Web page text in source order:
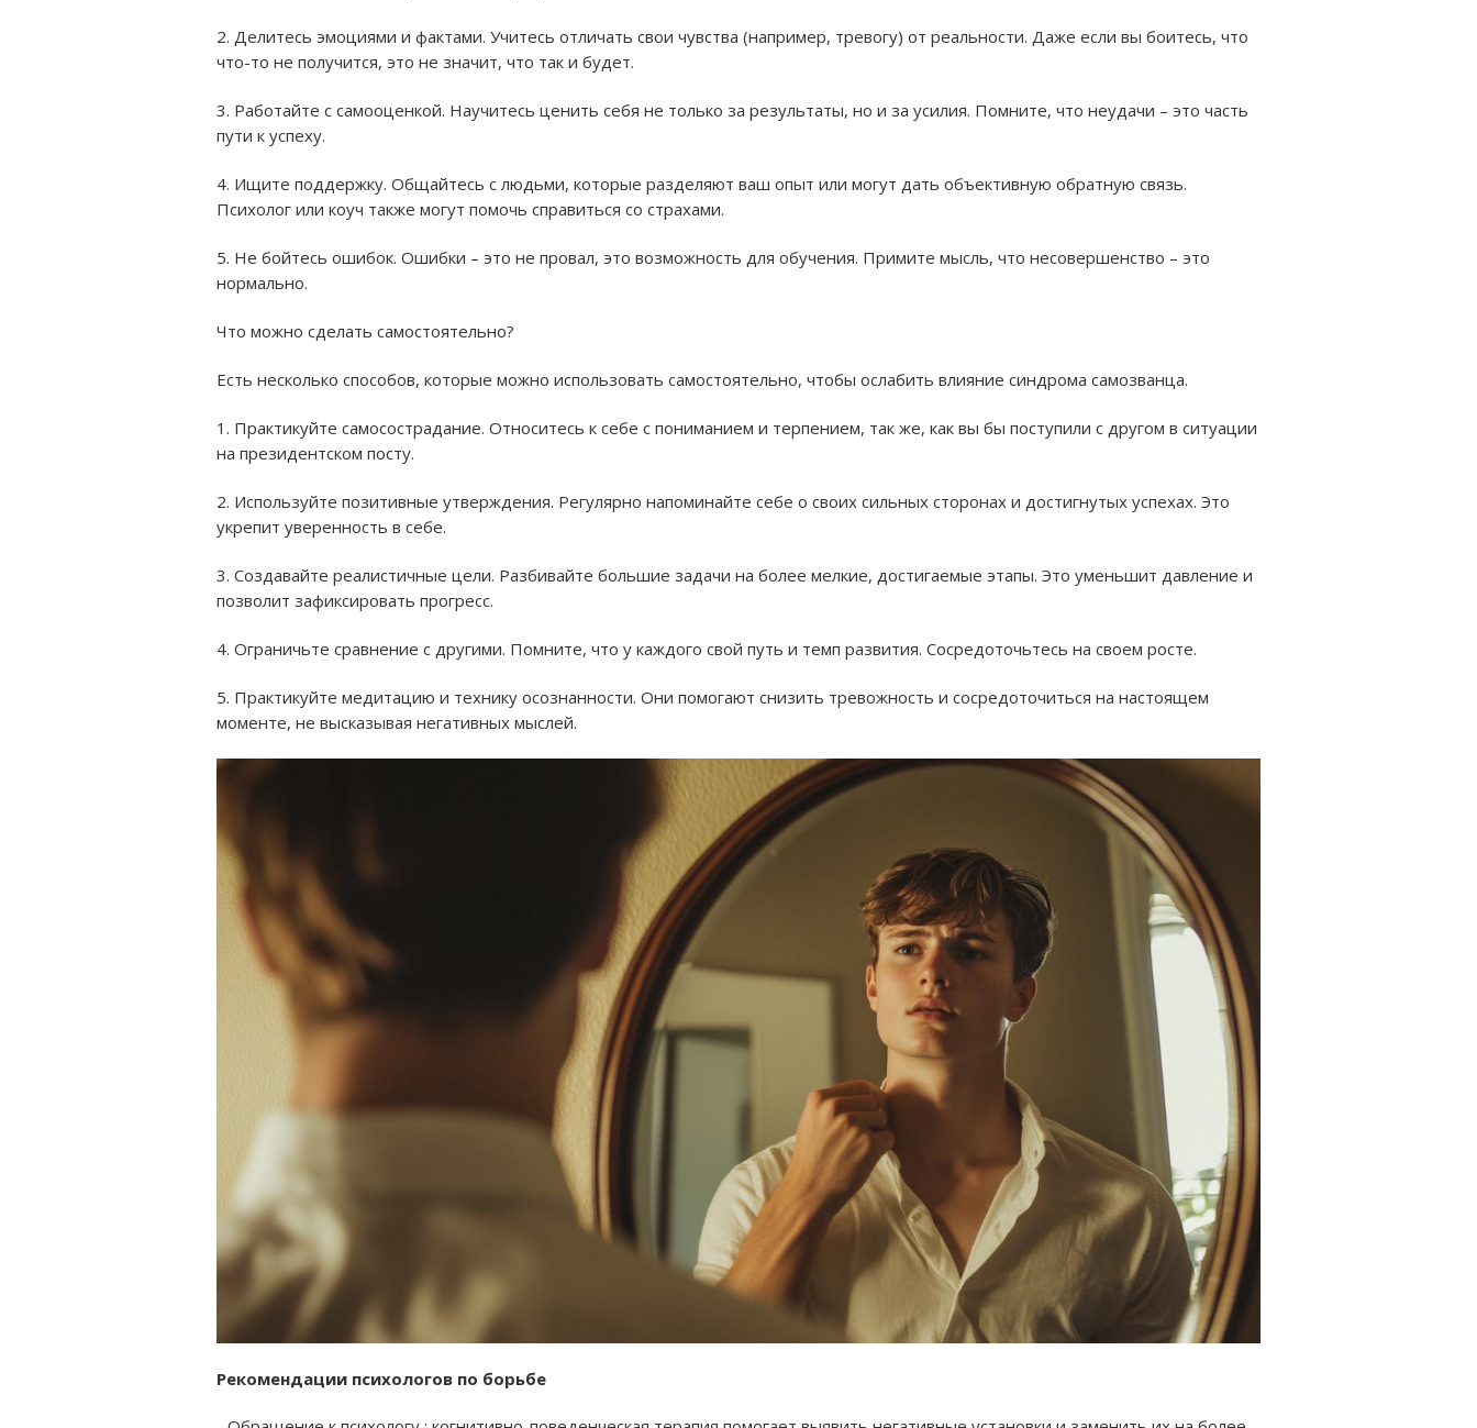
2. Делитесь эмоциями и фактами. Учитесь отличать свои чувства (например, тревогу) от реальности. Даже если вы боитесь, что
что-то не получится, это не значит, что так и будет.
3. Работайте с самооценкой. Научитесь ценить себя не только за результаты, но и за усилия. Помните, что неудачи – это часть
пути к успеху.
4. Ищите поддержку. Общайтесь с людьми, которые разделяют ваш опыт или могут дать объективную обратную связь.
Психолог или коуч также могут помочь справиться со страхами.
5. Не бойтесь ошибок. Ошибки – это не провал, это возможность для обучения. Примите мысль, что несовершенство – это
нормально.
Что можно сделать самостоятельно?
Есть несколько способов, которые можно использовать самостоятельно, чтобы ослабить влияние синдрома самозванца.
1. Практикуйте самосострадание. Относитесь к себе с пониманием и терпением, так же, как вы бы поступили с другом в ситуации
на президентском посту.
2. Используйте позитивные утверждения. Регулярно напоминайте себе о своих сильных сторонах и достигнутых успехах. Это
укрепит уверенность в себе.
3. Создавайте реалистичные цели. Разбивайте большие задачи на более мелкие, достигаемые этапы. Это уменьшит давление и
позволит зафиксировать прогресс.
4. Ограничьте сравнение с другими. Помните, что у каждого свой путь и темп развития. Сосредоточьтесь на своем росте.
5. Практикуйте медитацию и технику осознанности. Они помогают снизить тревожность и сосредоточиться на настоящем
моменте, не высказывая негативных мыслей.
Рекомендации психологов по борьбе